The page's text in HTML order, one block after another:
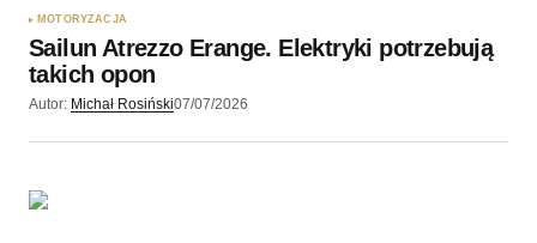
MOTORYZACJA
Sailun Atrezzo Erange. Elektryki potrzebują
takich opon
Autor: Michał Rosiński07/07/2026